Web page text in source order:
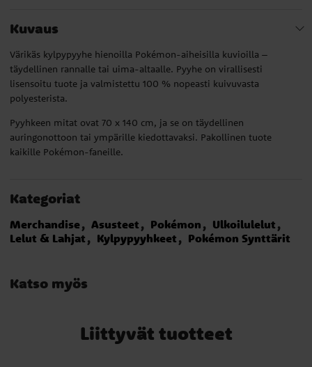
Kuvaus
Värikäs kylpypyyhe hienoilla Pokémon-aiheisilla kuvioilla –
täydellinen rannalle tai uima-altaalle. Pyyhe on virallisesti
lisensoitu tuote ja valmistettu 100 % nopeasti kuivuvasta
polyesterista.
Pyyhkeen mitat ovat 70 x 140 cm, ja se on täydellinen
auringonottoon tai ympärille kiedottavaksi. Pakollinen tuote
kaikille Pokémon-faneille.
Kategoriat
Merchandise Asusteet Pokémon
Ulkoilulelut
Lelut & Lahjat
Kylpypyyhkeet Pokémon Synttärit
Katso myös
Liittyvät tuotteet